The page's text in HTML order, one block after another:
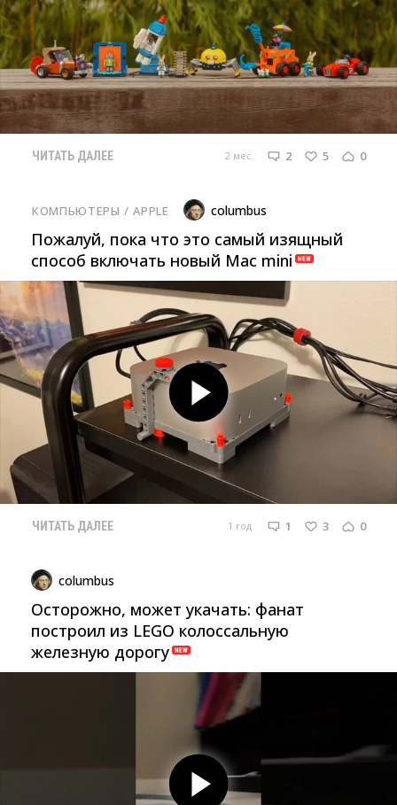
ЧИТАТЬ ДАЛЕЕ 2 мес 2 5 0
КОМПЬЮТЕРЫ / APPLE columbus
Пожалуй, пока что это самый изящный
способ включать новый Mac mini
ЧИТАТЬ ДАЛЕЕ 1 год 1 3 0
columbus
Осторожно, может укачать: фанат
построил из LEGO колоссальную
железную дорогу